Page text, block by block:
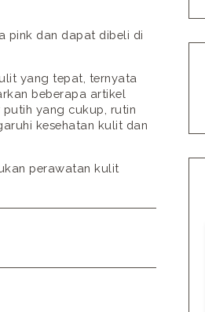
pink dan dapat dibeli di
yang tepat, ternyata
beberapa artikel
yang cukup, rutin
kesehatan kulit dan
perawatan kulit